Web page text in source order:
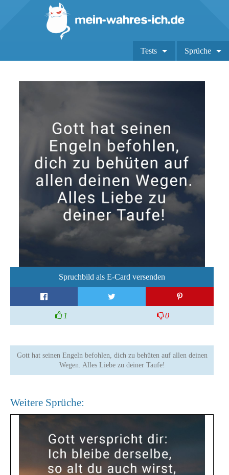
Tests Sprüche
Spruchbild als E-Card versenden
1 0
Gott hat seinen Engeln befohlen, dich zu behüten auf allen deinen
Wegen. Alles Liebe zu deiner Taufe!
Weitere Sprüche: